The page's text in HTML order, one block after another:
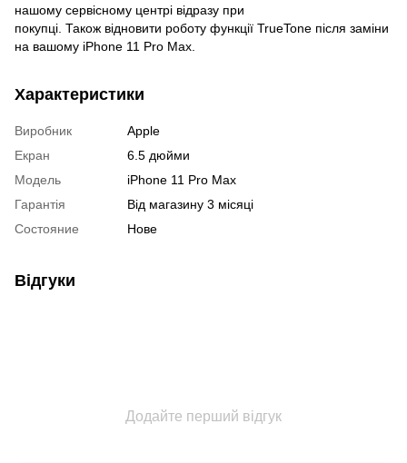
нашому сервісному центрі відразу при
покупці. Також відновити роботу функції TrueTone після заміни
на вашому iPhone 11 Pro Max.
Характеристики
Виробник
Apple
Екран
6.5 дюйми
Модель
iPhone 11 Pro Max
Гарантія
Від магазину 3 місяці
Состояние
Нове
Відгуки
Додайте перший відгук